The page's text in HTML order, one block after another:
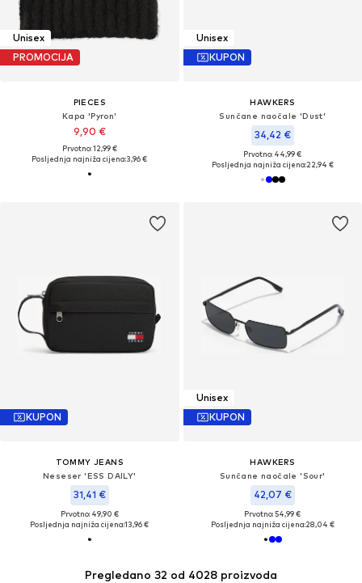
Unisex
PROMOCIJA
PIECES
Kapa 'Pyron'
9,90 €
Prvotno: 12,99 €
Posljednja najniža cijena:3,96 €
Unisex
KUPON
HAWKERS
Sunčane naočale 'Dust'
34,42 €
Prvotno: 44,99 €
Posljednja najniža cijena:22,94 €
KUPON
TOMMY JEANS
Neseser 'ESS DAILY'
31,41 €
Prvotno: 49,90 €
Posljednja najniža cijena:13,96 €
Unisex
KUPON
HAWKERS
Sunčane naočale 'Sour'
42,07 €
Prvotno: 54,99 €
Posljednja najniža cijena:28,04 €
Pregledano 32 od 4028 proizvoda